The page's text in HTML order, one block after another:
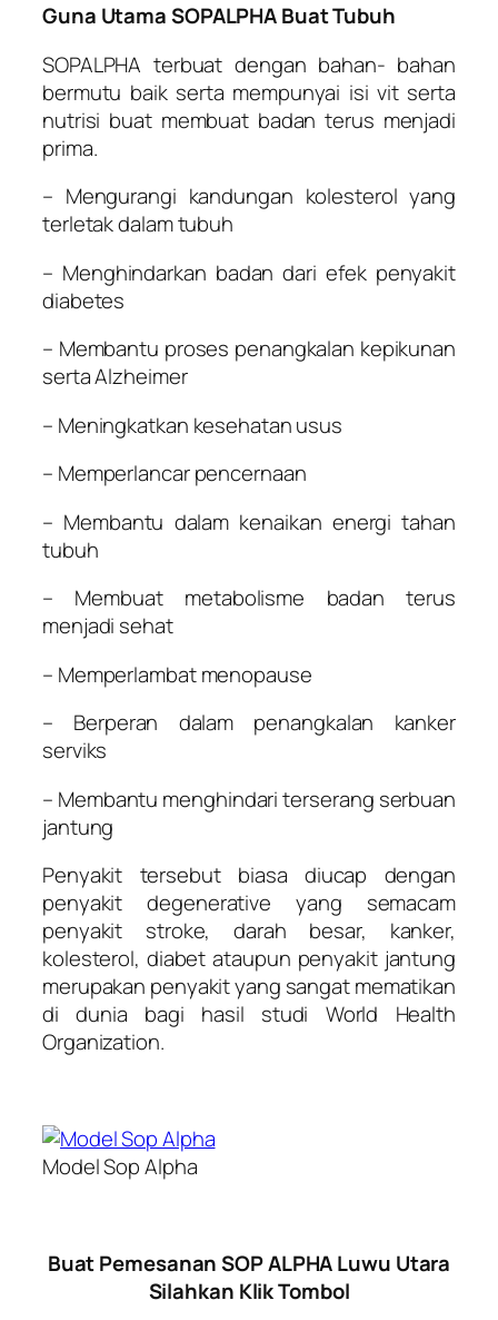
Guna Utama SOPALPHA Buat Tubuh
SOPALPHA terbuat dengan bahan- bahan
bermutu baik serta mempunyai isi vit serta
nutrisi buat membuat badan terus menjadi
prima.
– Mengurangi kandungan kolesterol yang
terletak dalam tubuh
– Menghindarkan badan dari efek penyakit
diabetes
– Membantu proses penangkalan kepikunan
serta Alzheimer
– Meningkatkan kesehatan usus
– Memperlancar pencernaan
– Membantu dalam kenaikan energi tahan
tubuh
– Membuat metabolisme badan terus
menjadi sehat
– Memperlambat menopause
– Berperan dalam penangkalan kanker
serviks
– Membantu menghindari terserang serbuan
jantung
Penyakit tersebut biasa diucap dengan
penyakit degenerative yang semacam
penyakit stroke, darah besar, kanker,
kolesterol, diabet ataupun penyakit jantung
merupakan penyakit yang sangat mematikan
di dunia bagi hasil studi World Health
Organization.
Model Sop Alpha
Buat Pemesanan SOP ALPHA Luwu Utara
Silahkan Klik Tombol